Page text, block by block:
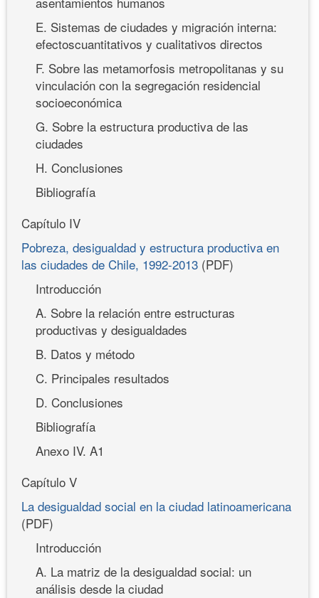
E. Sistemas de ciudades y migración interna:
efectoscuantitativos y cualitativos directos
F. Sobre las metamorfosis metropolitanas y su
vinculación con la segregación residencial
socioeconómica
G. Sobre la estructura productiva de las
ciudades
H. Conclusiones
Bibliografía
Capítulo IV
Pobreza, desigualdad y estructura productiva en
las ciudades de Chile, 1992-2013 (PDF)
Introducción
A. Sobre la relación entre estructuras
productivas y desigualdades
B. Datos y método
C. Principales resultados
D. Conclusiones
Bibliografía
Anexo IV. A1
Capítulo V
La desigualdad social en la ciudad latinoamericana
(PDF)
Introducción
A. La matriz de la desigualdad social: un
análisis desde la ciudad